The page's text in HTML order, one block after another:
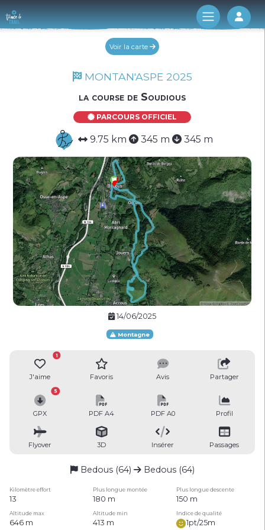
Log
Voir la carte
MONTAN'ASPE 2025
la course de Soudious
PARCOURS OFFICIEL
9.75 km 345 m 345 m
14/06/2025
Montagne
J'aime
1
Favoris Avis Partager
GPX
5
PDF A4 PDF A0 Profil
Flyover 3D Insérer Passages
Bedous (64) Bedous (64)
Kilomètre effort Plus longue montée Plus longue descente
13 180 m 150 m
Altitude max Altitude min Indice de qualité
646 m 413 m 1pt/25m